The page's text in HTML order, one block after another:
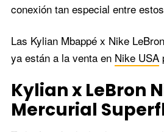
conexión tan especial entre
Las Kylian Mbappé x Nike
ya están a la venta en Nike USA
Kylian x LeBron
Mercurial